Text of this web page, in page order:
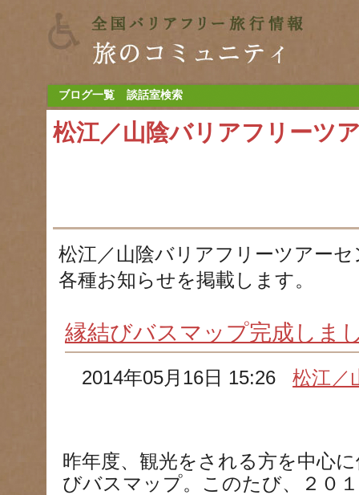
ブログ一覧 談話室検索
松江／山陰バリアフリーツ
松江／山陰バリアフリーツアー
各種お知らせを掲載します。
縁結びバスマップ完成しま
2014年05月16日 15:26松江／
昨年度、観光をされる方を中心
びバスマップ。このたび、２０